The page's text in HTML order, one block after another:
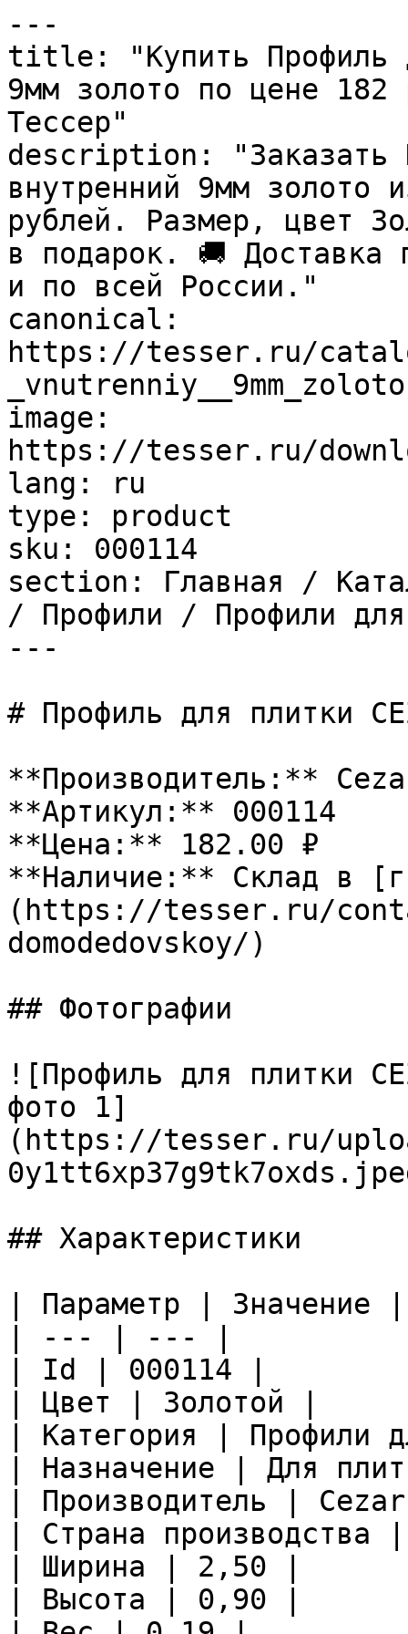
---
title: "Купить Профиль
9мм золото по цене 182
Тессер"
description: "Заказать
внутренний 9мм золото
рублей. Размер, цвет
в подарок. 🚚 Доставка
и по всей России."
canonical:
https://tesser.ru/
image:
https://tesser.ru/
lang: ru
type: product
sku: 000114
section: Главная /
/ Профили / Профили
---
# Профиль для плитки
**Производитель:**
**Артикул:** 000114
**Цена:** 182.00 ₽
**Наличие:** Склад в
(https://tesser.ru/
domodedovskoy/)
## Фотографии
![Профиль для плитки
фото 1]
(https://tesser.ru/
## Характеристики
| Параметр | Значение |
| --- | --- |
| Id | 000114 |
| Цвет | Золотой |
| Категория | Профили
| Назначение | Для
| Производитель |
| Страна
| Ширина | 2,50 |
| Высота | 0,90 |